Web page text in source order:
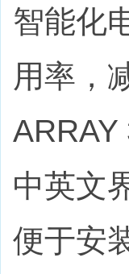
智能化
用率，
中英文
便于安